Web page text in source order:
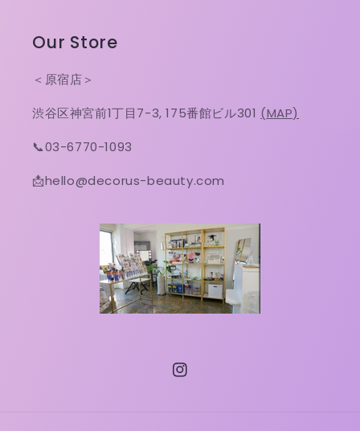
Our Store
＜原宿店＞
渋谷区神宮前1丁目7-3, 175番館ビル301 (MAP)
📞03-6770-1093
📩hello@decorus-beauty.com
Instagram